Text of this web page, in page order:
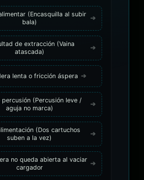
(Encasquilla al subir
bala)
de extracción (Vaina
atascada)
lenta o fricción áspera
percusión (Percusión leve /
aguja no marca)
(Dos cartuchos
suben a la vez)
no queda abierta al vaciar
cargador